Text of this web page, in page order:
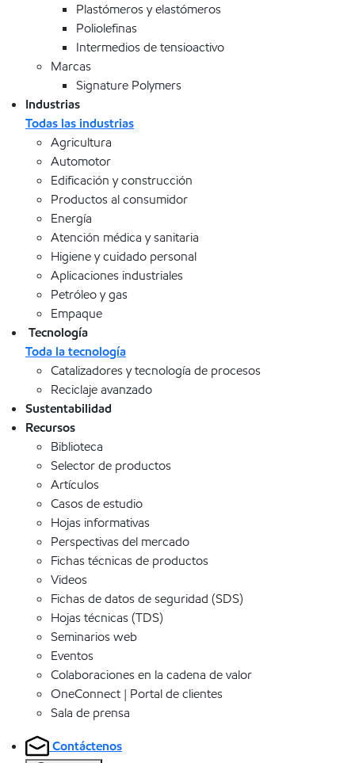
Plastómeros y elastómeros
Poliolefinas
Intermedios de tensioactivo
Marcas
Signature Polymers
Industrias
Todas las industrias
Agricultura
Automotor
Edificación y construcción
Productos al consumidor
Energía
Atención médica y sanitaria
Higiene y cuidado personal
Aplicaciones industriales
Petróleo y gas
Empaque
Tecnología
Toda la tecnología
Catalizadores y tecnología de procesos
Reciclaje avanzado
Sustentabilidad
Recursos
Biblioteca
Selector de productos
Artículos
Casos de estudio
Hojas informativas
Perspectivas del mercado
Fichas técnicas de productos
Videos
Fichas de datos de seguridad (SDS)
Hojas técnicas (TDS)
Seminarios web
Eventos
Colaboraciones en la cadena de valor
OneConnect | Portal de clientes
Sala de prensa
Contáctenos